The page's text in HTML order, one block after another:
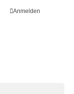
Anmelden